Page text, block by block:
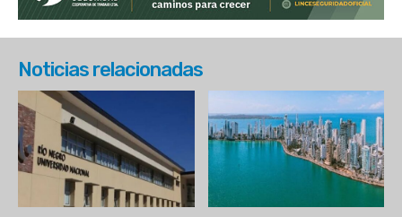
Noticias relacionadas